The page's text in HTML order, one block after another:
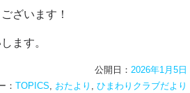
ざいます！
ます。
公開日： 2026年1月5日
： TOPICS おたより ひまわりクラブだより